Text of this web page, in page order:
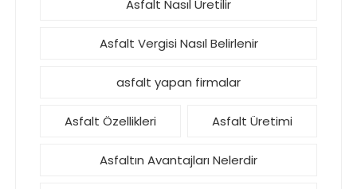
Asfalt Nasıl Üretilir
Asfalt Vergisi Nasıl Belirlenir
asfalt yapan firmalar
Asfalt Özellikleri Asfalt Üretimi
Asfaltın Avantajları Nelerdir